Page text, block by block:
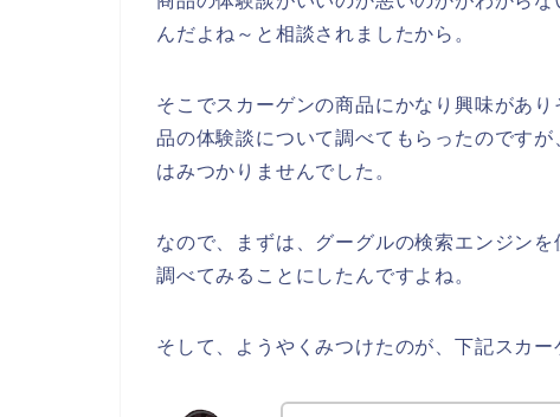
んだよね～と相談されましたから。
そこでスカーゲンの商品にかなり興味があ
品の体験談について調べてもらったのです
はみつかりませんでした。
なので、まずは、グーグルの検索エンジン
調べてみることにしたんですよね。
そして、ようやくみつけたのが、下記スカ